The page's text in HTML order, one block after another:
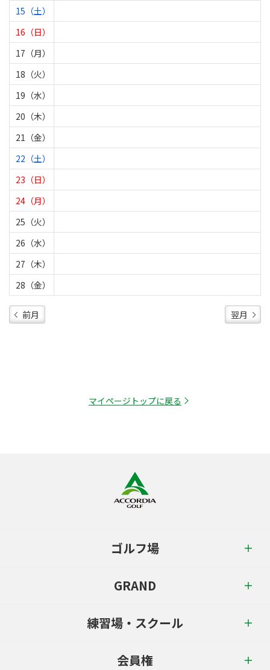
15（土）
16（日）
17（月）
18（火）
19（水）
20（木）
21（金）
22（土）
23（日）
24（月）
25（火）
26（水）
27（木）
28（金）
前月 翌月
マイページトップに戻る
ゴルフ場
GRAND
練習場・スクール
会員権